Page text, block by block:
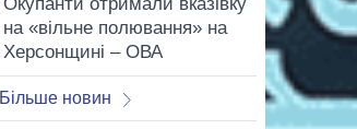
на «вільне полювання» на
Херсонщині – ОВА
Більше новин